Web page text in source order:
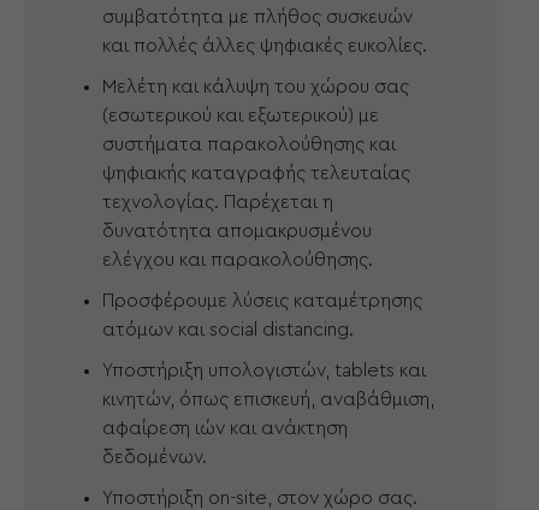
συμβατότητα με πλήθος συσκευών
και πολλές άλλες ψηφιακές ευκολίες.
Μελέτη και κάλυψη του χώρου σας
(εσωτερικού και εξωτερικού) με
συστήματα παρακολούθησης και
ψηφιακής καταγραφής τελευταίας
τεχνολογίας. Παρέχεται η
δυνατότητα απομακρυσμένου
ελέγχου και παρακολούθησης.
Προσφέρουμε λύσεις καταμέτρησης
ατόμων και social distancing.
Υποστήριξη υπολογιστών, tablets και
κινητών, όπως επισκευή, αναβάθμιση,
αφαίρεση ιών και ανάκτηση
δεδομένων.
Υποστήριξη on-site, στον χώρο σας.